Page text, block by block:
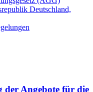
Deutschland,
der Angebote für die